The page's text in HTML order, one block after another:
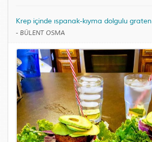
Krep içinde ıspanak-kıyma dolgulu graten
- BÜLENT OSMA